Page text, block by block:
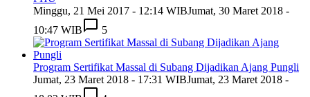
Minggu, 21 Mei 2017 - 12:14 WIBJumat, 30 Maret 2018 -
10:47 WIB
5
Program Sertifikat Massal di Subang Dijadikan Ajang Pungli
Jumat, 23 Maret 2018 - 17:31 WIBJumat, 23 Maret 2018 -